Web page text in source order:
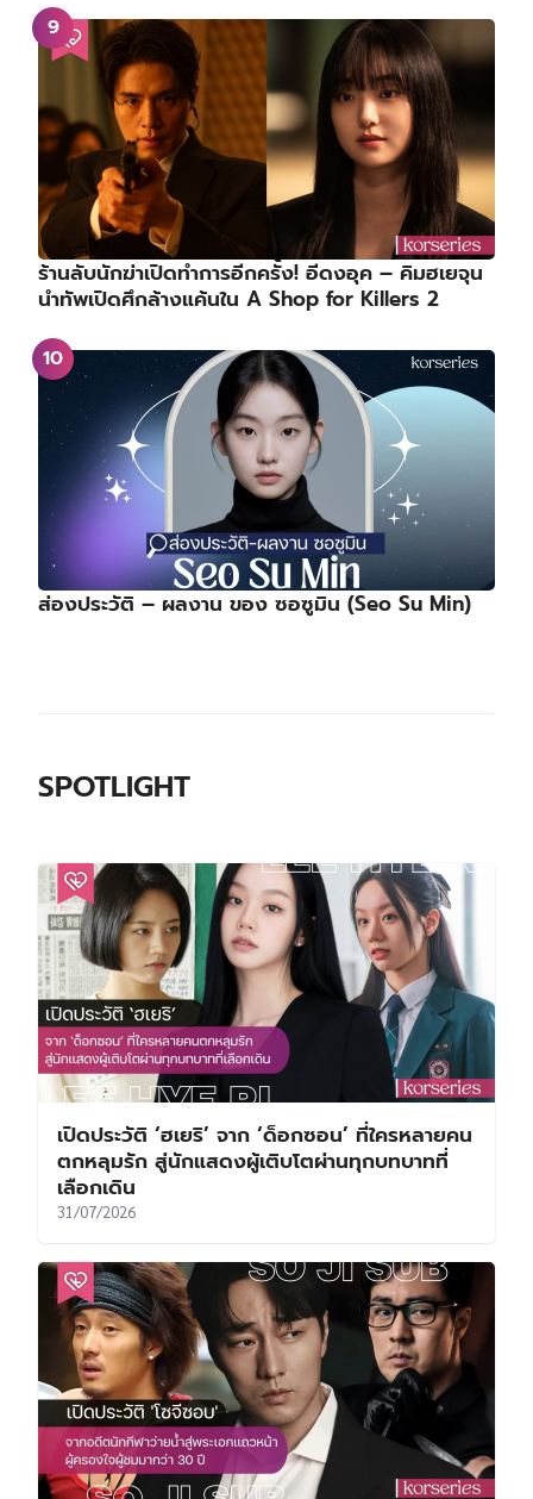
ร้านลับนักฆ่าเปิดทำการอีกครั้ง! อีดงอุค – คิมฮเยจุน
นำทัพเปิดศึกล้างแค้นใน A Shop for Killers 2
ส่องประวัติ – ผลงาน ของ ซอซูมิน (Seo Su Min)
SPOTLIGHT
เปิดประวัติ ‘ฮเยริ’ จาก ‘ด็อกซอน’ ที่ใครหลายคน
ตกหลุมรัก สู่นักแสดงผู้เติบโตผ่านทุกบทบาทที่
เลือกเดิน
31/07/2026